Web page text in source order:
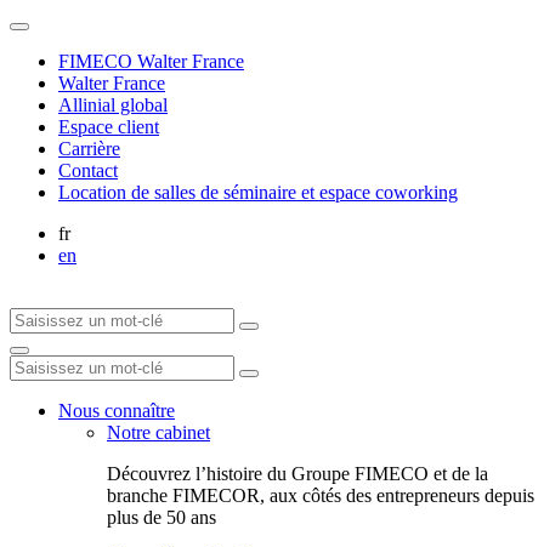
FIMECO Walter France
Walter France
Allinial global
Espace client
Carrière
Contact
Location de salles de séminaire et espace coworking
fr
en
Nous connaître
Notre cabinet
Découvrez l’histoire du Groupe FIMECO et de la
branche FIMECOR, aux côtés des entrepreneurs depuis
plus de 50 ans